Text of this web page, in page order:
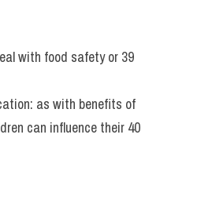
with food safety or 39
as with benefits of
can influence their 40